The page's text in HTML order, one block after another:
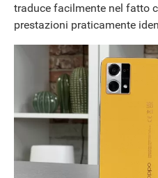
traduce facilmente nel fatto
prestazioni praticamente